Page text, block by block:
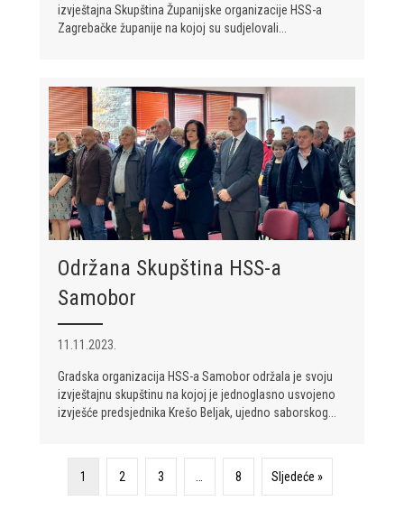
izvještajna Skupština Županijske organizacije HSS-a
Zagrebačke županije na kojoj su sudjelovali...
Održana Skupština HSS-a
Samobor
11.11.2023.
Gradska organizacija HSS-a Samobor održala je svoju
izvještajnu skupštinu na kojoj je jednoglasno usvojeno
izvješće predsjednika Krešo Beljak, ujedno saborskog...
1 2 3 8 Sljedeće »